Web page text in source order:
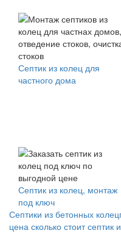
Септик из колец для
частного дома
Септик из колец, монтаж
под ключ
Септики из бетонных колец
цена сколько стоит септик